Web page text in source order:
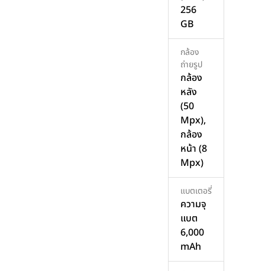
256
GB
กล้อง
ถ่ายรูป
กล้อง
หลัง
(50
Mpx),
กล้อง
หน้า (8
Mpx)
แบตเตอรี่
ความจุ
แบต
6,000
mAh